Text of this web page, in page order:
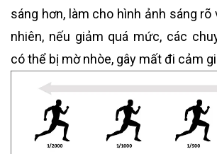
sáng hơn, làm cho hình ảnh sáng rõ
nhiên, nếu giảm quá mức, các
có thể bị mờ nhòe, gây mất đi cảm